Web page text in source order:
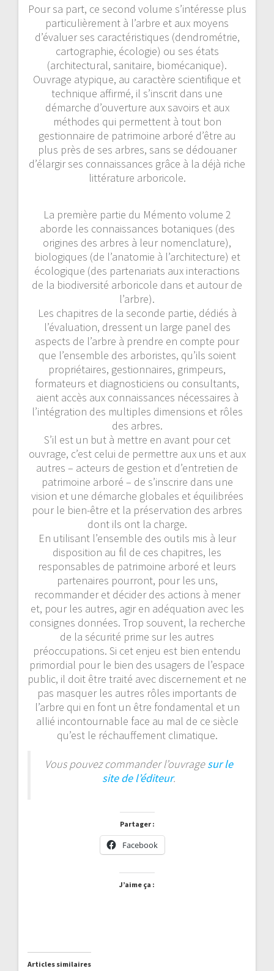
Pour sa part, ce second volume s’intéresse plus
particulièrement à l’arbre et aux moyens
d’évaluer ses caractéristiques (dendrométrie,
cartographie, écologie) ou ses états
(architectural, sanitaire, biomécanique).
Ouvrage atypique, au caractère scientifique et
technique affirmé, il s’inscrit dans une
démarche d’ouverture aux savoirs et aux
méthodes qui permettent à tout bon
gestionnaire de patrimoine arboré d’être au
plus près de ses arbres, sans se dédouaner
d’élargir ses connaissances grâce à la déjà riche
littérature arboricole.
La première partie du Mémento volume 2
aborde les connaissances botaniques (des
origines des arbres à leur nomenclature),
biologiques (de l’anatomie à l’architecture) et
écologique (des partenariats aux interactions
de la biodiversité arboricole dans et autour de
l’arbre).
Les chapitres de la seconde partie, dédiés à
l’évaluation, dressent un large panel des
aspects de l’arbre à prendre en compte pour
que l’ensemble des arboristes, qu’ils soient
propriétaires, ­gestionnaires, grimpeurs,
formateurs et diagnosticiens ou consultants,
aient accès aux connaissances nécessaires à
l’intégration des multiples dimensions et rôles
des arbres.
S’il est un but à mettre en avant pour cet
ouvrage, c’est celui de permettre aux uns et aux
autres – acteurs de gestion et d’entretien de
patrimoine arboré – de s’inscrire dans une
vision et une démarche globales et équilibrées
pour le bien-être et la préservation des arbres
dont ils ont la charge.
En utilisant l’ensemble des outils mis à leur
disposition au fil de ces chapitres, les
responsables de patrimoine arboré et leurs
partenaires pourront, pour les uns,
recommander et décider des actions à mener
et, pour les autres, agir en adéquation avec les
consignes données. Trop souvent, la recherche
de la sécurité prime sur les autres
préoccupations. Si cet enjeu est bien entendu
primordial pour le bien des usagers de l’espace
public, il doit être traité avec discernement et ne
pas masquer les autres rôles importants de
l’arbre qui en font un être fondamental et un
allié incontournable face au mal de ce siècle
qu’est le réchauffement climatique.
Vous pouvez commander l’ouvragesur le
site de l’éditeur.
Partager :
Facebook
J’aime ça :
Articles similaires